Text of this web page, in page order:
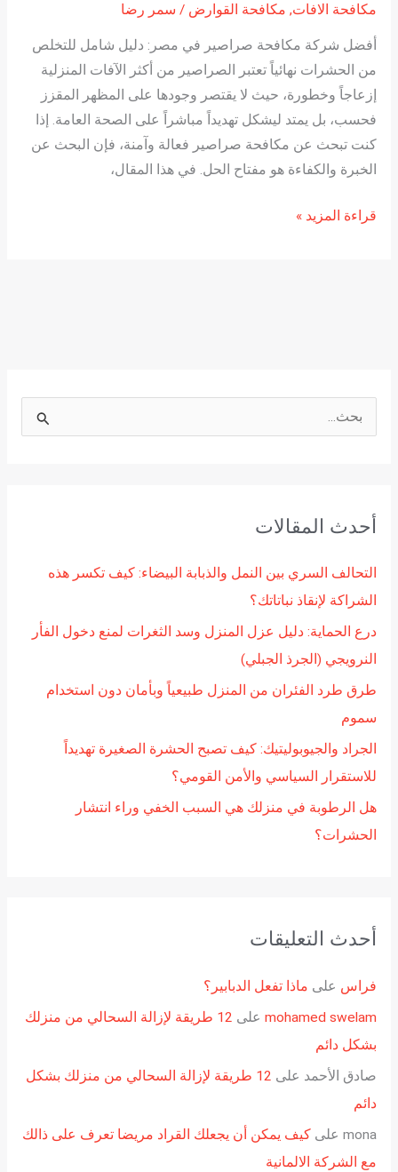
مكافحة الافات, مكافحة القوارض / سمر رضا
أفضل شركة مكافحة صراصير في مصر: دليل شامل للتخلص
من الحشرات نهائياً تعتبر الصراصير من أكثر الآفات المنزلية
إزعاجاً وخطورة، حيث لا يقتصر وجودها على المظهر المقزز
فحسب، بل يمتد ليشكل تهديداً مباشراً على الصحة العامة. إذا
كنت تبحث عن مكافحة صراصير فعالة وآمنة، فإن البحث عن
الخبرة والكفاءة هو مفتاح الحل. في هذا المقال،
قراءة المزيد »
ث
أحدث المقالات
التحالف السري بين النمل والذبابة البيضاء: كيف تكسر هذه
الشراكة لإنقاذ نباتاتك؟
درع الحماية: دليل عزل المنزل وسد الثغرات لمنع دخول الفأر
النرويجي (الجرذ الجبلي)
طرق طرد الفئران من المنزل طبيعياً وبأمان دون استخدام
سموم
الجراد والجيوبوليتيك: كيف تصبح الحشرة الصغيرة تهديداً
للاستقرار السياسي والأمن القومي؟
هل الرطوبة في منزلك هي السبب الخفي وراء انتشار
الحشرات؟
أحدث التعليقات
فراس على ماذا تفعل الدبابير؟
mohamed swelamعلى
12 طريقة لإزالة السحالي من منزلك
بشكل دائم
صادق الأحمد على
12 طريقة لإزالة السحالي من منزلك بشكل
دائم
monaعلى كيف يمكن أن يجعلك القراد مريضا تعرف على ذالك
مع الشركة الالمانية